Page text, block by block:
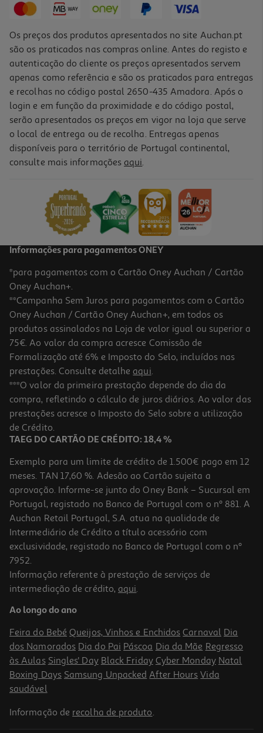
Promoção
Forno Pirolítico Hisense Bi64213e14px Inox A+ 77l Com Vapor E Air
399,99 €
4.9 (75)
Forno De Encastre Lg Ws5d7230s Convecção E Air Fry Inox 72l
Classe A
429.99 €/un
429,99 €
Forno De Encastre Lg Ws7d7631wb 76 L Com Air Fry
499.99 €/un
499,99 €
Os preços dos produtos apresentados no site Auchan.pt
são os praticados nas compras online. Antes do registo e
autenticação do cliente os preços apresentados servem
apenas como referência e são os praticados para entregas
e recolhas no código postal 2650-435 Amadora. Após o
login e em função da proximidade e do código postal,
serão apresentados os preços em vigor na loja que serve
o local de entrega ou de recolha. Entregas apenas
disponíveis para o território de Portugal continental,
consulte mais informações aqui.
Informações para pagamentos ONEY
*para pagamentos com o Cartão Oney Auchan / Cartão
Oney Auchan+.
**Campanha Sem Juros para pagamentos com o Cartão
Oney Auchan / Cartão Oney Auchan+, em todos os
produtos assinalados na Loja de valor igual ou superior a
75€. Ao valor da compra acresce Comissão de
Formalização até 6% e Imposto do Selo, incluídos nas
prestações. Consulte detalhe aqui.
***O valor da primeira prestação depende do dia da
compra, refletindo o cálculo de juros diários. Ao valor das
prestações acresce o Imposto do Selo sobre a utilização
de Crédito.
TAEG DO CARTÃO DE CRÉDITO: 18,4 %
Exemplo para um limite de crédito de 1.500€ pago em 12
meses. TAN 17,60 %. Adesão ao Cartão sujeita a
aprovação. Informe-se junto do Oney Bank – Sucursal em
Portugal, registado no Banco de Portugal com o nº 881. A
Auchan Retail Portugal, S.A. atua na qualidade de
Intermediário de Crédito a título acessório com
exclusividade, registado no Banco de Portugal com o nº
7952.
Informação referente à prestação de serviços de
intermediação de crédito, aqui.
Ao longo do ano
Feira do Bebé Queijos, Vinhos e Enchidos Carnaval Dia
dos Namorados Dia do Pai Páscoa Dia da Mãe Regresso
às Aulas Singles' Day Black Friday Cyber Monday Natal
Boxing Days Samsung Unpacked After Hours Vida
saudável
Informação de recolha de produto.